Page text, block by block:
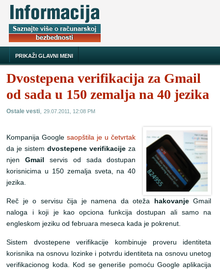
PRIKAŽI GLAVNI MENI
Dvostepena verifikacija za Gmail
od sada u 150 zemalja na 40 jezika
Ostale vesti,29.07.2011, 12:08 PM
Kompanija Googlesaopštila je u četvrtak
da je sistemdvostepene verifikacije za
njenGmail
servis od sada dostupan
korisnicima u 150 zemalja sveta, na 40
jezika.
Reč je o servisu čija je namena da oteža hakovanjeGmail
naloga i koji je kao opciona funkcija dostupan ali samo na
engleskom jeziku od februara meseca kada je pokrenut.
Sistem dvostepene verifikacije kombinuje proveru identiteta
korisnika na osnovu lozinke i potvrdu identiteta na osnovu unetog
verifikacionog koda. Kod se generiše pomoću Google aplikacija